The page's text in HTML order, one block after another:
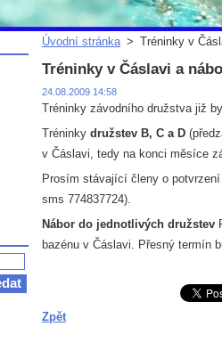
Úvodní stránka > Tréninky v
Tréninky v Čáslavi a
24.08.2009 14:58
Tréninky závodního družstva již
Tréninky družstev B, C a D
v Čáslavi, tedy na konci měsíce
Prosím stávající členy o
sms 774837724).
Nábor do jednotlivých družstev
bazénu v Čáslavi. Přesný termín
Zpět